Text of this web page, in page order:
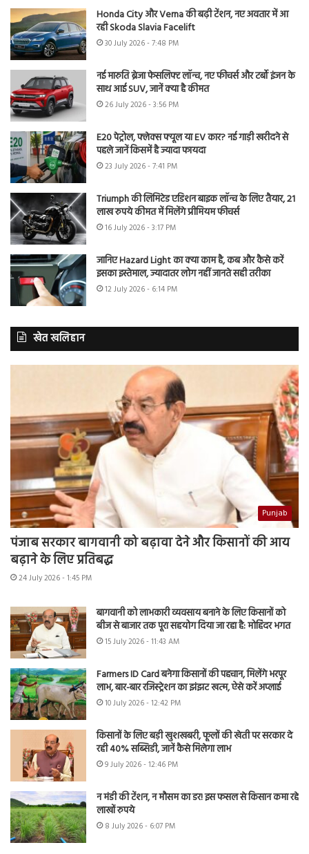
Honda City और Verna की बढ़ी टेंशन, नए अवतार में आ
रही Skoda Slavia Facelift
30 July 2026 - 7:48 PM
नई मारुति ब्रेजा फेसलिफ्ट लॉन्च, नए फीचर्स और टर्बो इंजन के
साथ आई SUV, जानें क्या है कीमत
26 July 2026 - 3:56 PM
E20 पेट्रोल, फ्लेक्स फ्यूल या EV कार? नई गाड़ी खरीदने से
पहले जानें किसमें है ज्यादा फायदा
23 July 2026 - 7:41 PM
Triumph की लिमिटेड एडिशन बाइक लॉन्च के लिए तैयार, 21
लाख रुपये कीमत में मिलेंगे प्रीमियम फीचर्स
16 July 2026 - 3:17 PM
जानिए Hazard Light का क्या काम है, कब और कैसे करें
इसका इस्तेमाल, ज्यादातर लोग नहीं जानते सही तरीका
12 July 2026 - 6:14 PM
खेत खलिहान
Punjab
पंजाब सरकार बागवानी को बढ़ावा देने और किसानों की आय
बढ़ाने के लिए प्रतिबद्ध
24 July 2026 - 1:45 PM
बागवानी को लाभकारी व्यवसाय बनाने के लिए किसानों को
बीज से बाजार तक पूरा सहयोग दिया जा रहा है: मोहिंदर भगत
15 July 2026 - 11:43 AM
Farmers ID Card बनेगा किसानों की पहचान, मिलेंगे भरपूर
लाभ, बार-बार रजिस्ट्रेशन का झंझट खत्म, ऐसे करें अप्लाई
10 July 2026 - 12:42 PM
किसानों के लिए बड़ी खुशखबरी, फूलों की खेती पर सरकार दे
रही 40% सब्सिडी, जानें कैसे मिलेगा लाभ
9 July 2026 - 12:46 PM
न मंडी की टेंशन, न मौसम का डर! इस फसल से किसान कमा रहे
लाखों रुपये
8 July 2026 - 6:07 PM